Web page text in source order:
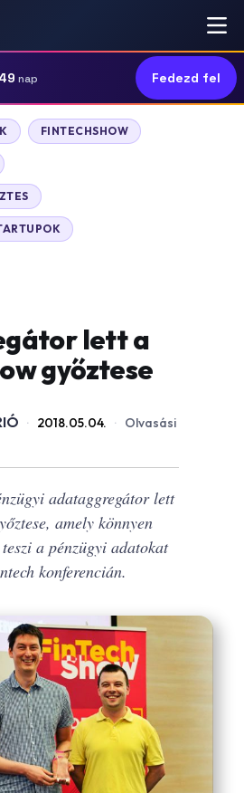
49 nap Fedezd fel
FINTECHSHOW
lett a
győztese
· 2018.05.04. · Olvasási
adataggregátor lett
amely könnyen
a pénzügyi adatokat
konferencián.